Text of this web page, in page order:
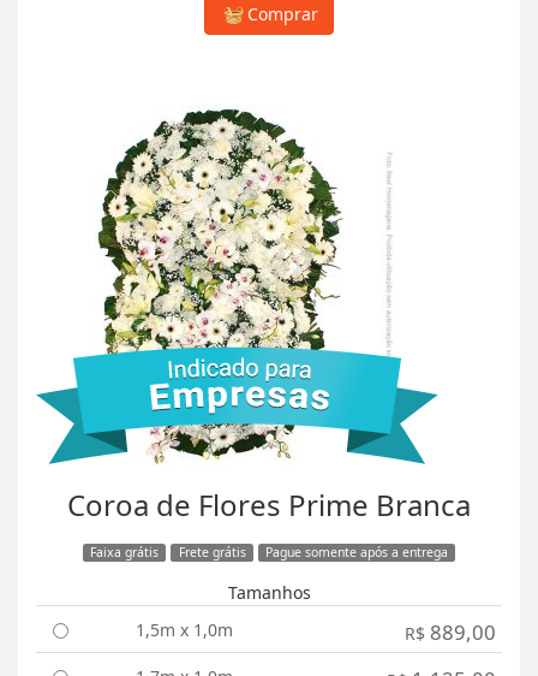
Comprar
Coroa de Flores Prime Branca
Faixa grátis Frete grátis Pague somente após a entrega
Tamanhos
1,5m x 1,0m
R$ 889,00